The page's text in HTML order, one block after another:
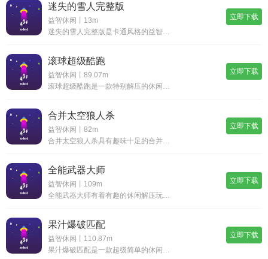
迷失的雪人完整版
益智休闲丨13m
立即下载
滚球超级酷跑
益智休闲丨89.07m
立即下载
合并太空狼人杀
益智休闲丨82m
立即下载
全能武器大师
益智休闲丨109m
立即下载
果汁爆破匹配
益智休闲丨110.87m
立即下载